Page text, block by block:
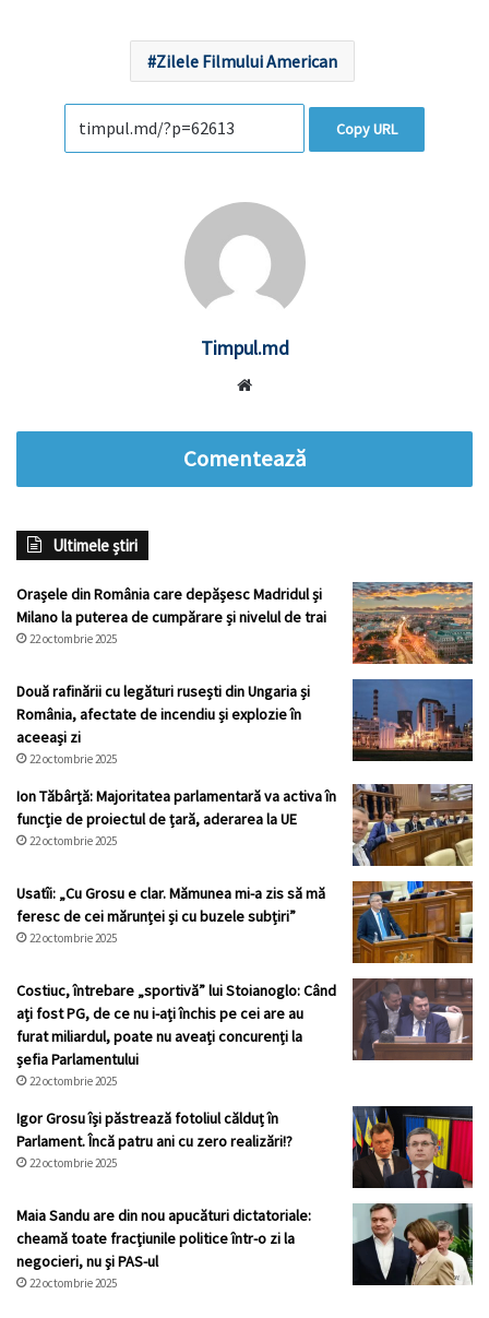
Zilele Filmului American
Copy URL
Timpul.md
Comentează
Ultimele știri
Orașele din România care depășesc Madridul și
Milano la puterea de cumpărare și nivelul de trai
22 octombrie 2025
Două rafinării cu legături rusești din Ungaria și
România, afectate de incendiu și explozie în
aceeași zi
22 octombrie 2025
Ion Tăbârță: Majoritatea parlamentară va activa în
funcție de proiectul de țară, aderarea la UE
22 octombrie 2025
Usatîi: „Cu Grosu e clar. Mămunea mi-a zis să mă
feresc de cei mărunței și cu buzele subțiri”
22 octombrie 2025
Costiuc, întrebare „sportivă” lui Stoianoglo: Când
ați fost PG, de ce nu i-ați închis pe cei are au
furat miliardul, poate nu aveați concurenți la
șefia Parlamentului
22 octombrie 2025
Igor Grosu își păstrează fotoliul călduț în
Parlament. Încă patru ani cu zero realizări!?
22 octombrie 2025
Maia Sandu are din nou apucături dictatoriale:
cheamă toate fracţiunile politice într-o zi la
negocieri, nu şi PAS-ul
22 octombrie 2025